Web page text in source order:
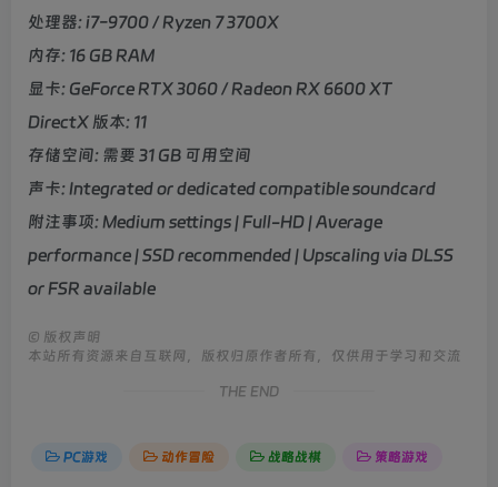
处理器: i7-9700 / Ryzen 7 3700X
内存: 16 GB RAM
显卡: GeForce RTX 3060 / Radeon RX 6600 XT
DirectX 版本: 11
存储空间: 需要 31 GB 可用空间
声卡: Integrated or dedicated compatible soundcard
附注事项: Medium settings | Full-HD | Average
performance | SSD recommended | Upscaling via DLSS
or FSR available
© 版权声明
本站所有资源来自互联网，版权归原作者所有，仅供用于学习和交流
THE END
PC游戏 动作冒险 战略战棋 策略游戏